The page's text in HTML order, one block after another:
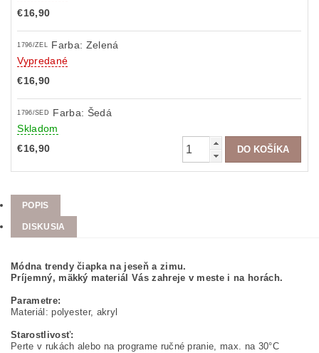
€16,90
1796/ZEL
Farba: Zelená
Vypredané
€16,90
1796/SED
Farba: Šedá
Skladom
€16,90
POPIS
DISKUSIA
Módna trendy čiapka na jeseň a zimu.
Príjemný, mäkký materiál Vás zahreje v meste i na horách.
Parametre:
Materiál: polyester, akryl
Starostlivosť:
Perte v rukách alebo na programe ručné pranie, max. na 30°C